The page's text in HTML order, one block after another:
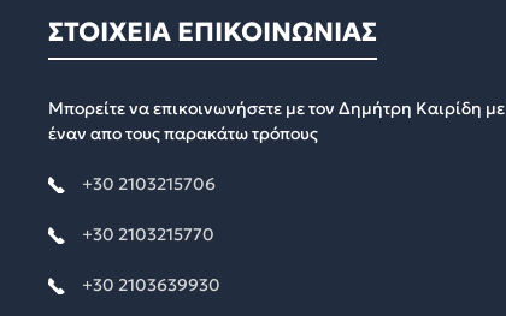
ΣΤΟΙΧΕΙΑ ΕΠΙΚΟΙΝΩΝΙΑΣ
Μπορείτε να επικοινωνήσετε με τον Δημήτρη Καιρίδη με
έναν απο τους παρακάτω τρόπους
+30 2103215706
+30 2103215770
+30 2103639930